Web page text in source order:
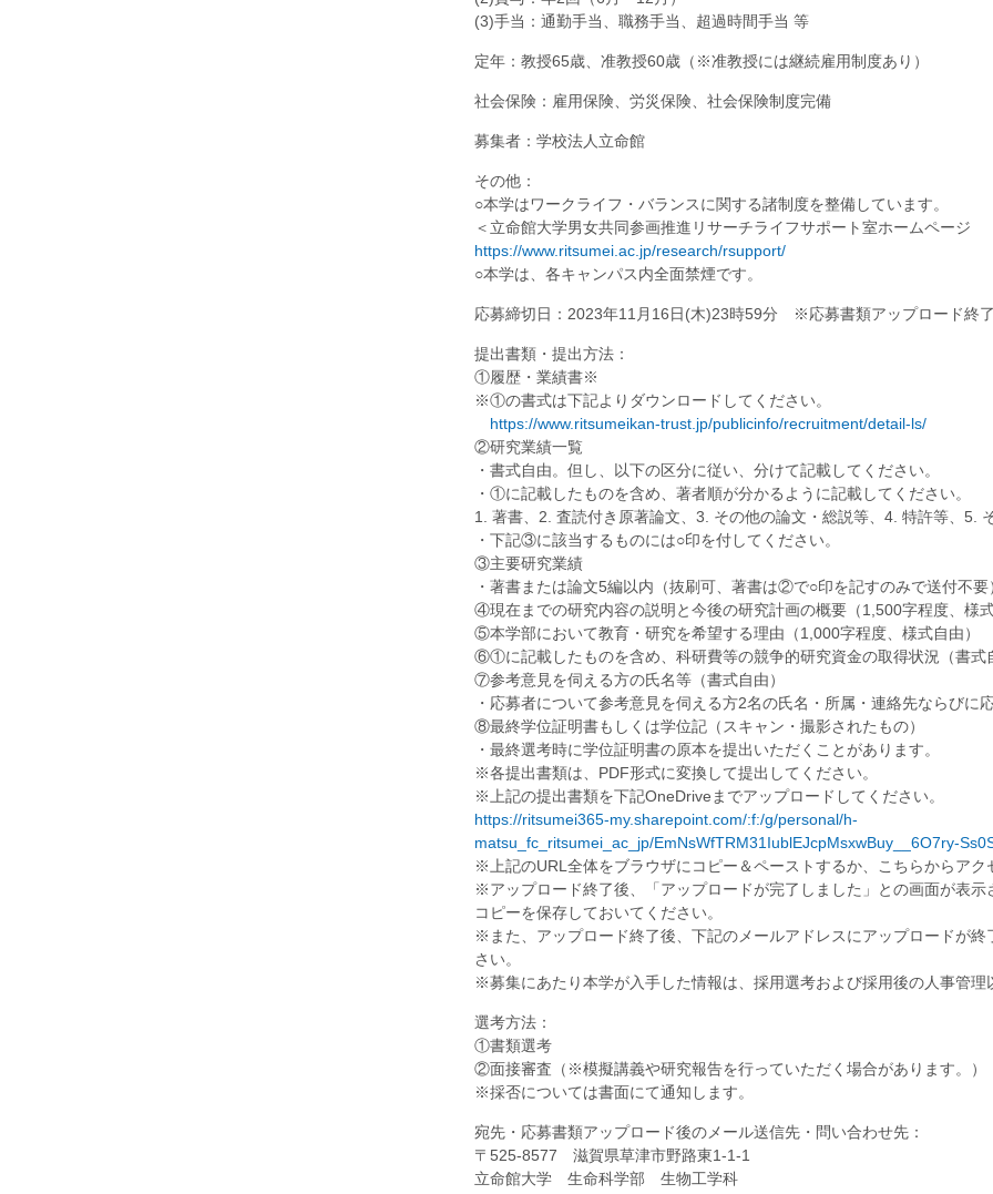
(3)手当：通勤手当、職務手当、超過時間手当 等
定年：教授65歳、准教授60歳（※准教授には継続雇用制度あり）
社会保険：雇用保険、労災保険、社会保険制度完備
募集者：学校法人立命館
その他：
○本学はワークライフ・バランスに関する諸制度を整備しています。
＜立命館大学男女共同参画推進リサーチライフサポート室ホームページ
https://www.ritsumei.ac.jp/research/rsupport/
○本学は、各キャンパス内全面禁煙です。
応募締切日：2023年11月16日(木)23時59分 ※応募書類アップロード終
提出書類・提出方法：
①履歴・業績書※
※①の書式は下記よりダウンロードしてください。
https://www.ritsumeikan-trust.jp/publicinfo/recruitment/detail-ls/
②研究業績一覧
・書式自由。但し、以下の区分に従い、分けて記載してください。
・①に記載したものを含め、著者順が分かるように記載してください。
1. 著書、2. 査読付き原著論文、3. その他の論文・総説等、4. 特許等、5.
・下記③に該当するものには○印を付してください。
③主要研究業績
・著書または論文5編以内（抜刷可、著書は②で○印を記すのみで送付不要
④現在までの研究内容の説明と今後の研究計画の概要（1,500字程度、様
⑤本学部において教育・研究を希望する理由（1,000字程度、様式自由）
⑥①に記載したものを含め、科研費等の競争的研究資金の取得状況（書式
⑦参考意見を伺える方の氏名等（書式自由）
・応募者について参考意見を伺える方2名の氏名・所属・連絡先ならびに
⑧最終学位証明書もしくは学位記（スキャン・撮影されたもの）
・最終選考時に学位証明書の原本を提出いただくことがあります。
※各提出書類は、PDF形式に変換して提出してください。
※上記の提出書類を下記OneDriveまでアップロードしてください。
https://ritsumei365-my.sharepoint.com/:f:/g/personal/h-
matsu_fc_ritsumei_ac_jp/EmNsWfTRM31IublEJcpMsxwBuy__6O7ry-
※上記のURL全体をブラウザにコピー＆ペーストするか、こちらからアク
※アップロード終了後、「アップロードが完了しました」との画面が表
コピーを保存しておいてください。
※また、アップロード終了後、下記のメールアドレスにアップロードが
さい。
※募集にあたり本学が入手した情報は、採用選考および採用後の人事管
選考方法：
①書類選考
②面接審査（※模擬講義や研究報告を行っていただく場合があります。）
※採否については書面にて通知します。
宛先・応募書類アップロード後のメール送信先・問い合わせ先：
〒525-8577 滋賀県草津市野路東1-1-1
立命館大学 生命科学部 生物工学科